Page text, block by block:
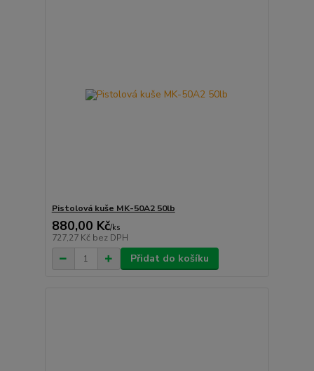
Pistolová kuše MK-50A2 50lb
880,00 Kč/ks
727,27 Kč bez DPH
Přidat do košíku